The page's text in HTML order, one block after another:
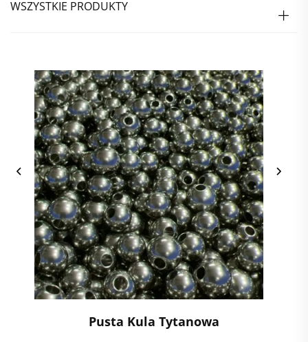
WSZYSTKIE PRODUKTY
Pusta Kula Tytanowa